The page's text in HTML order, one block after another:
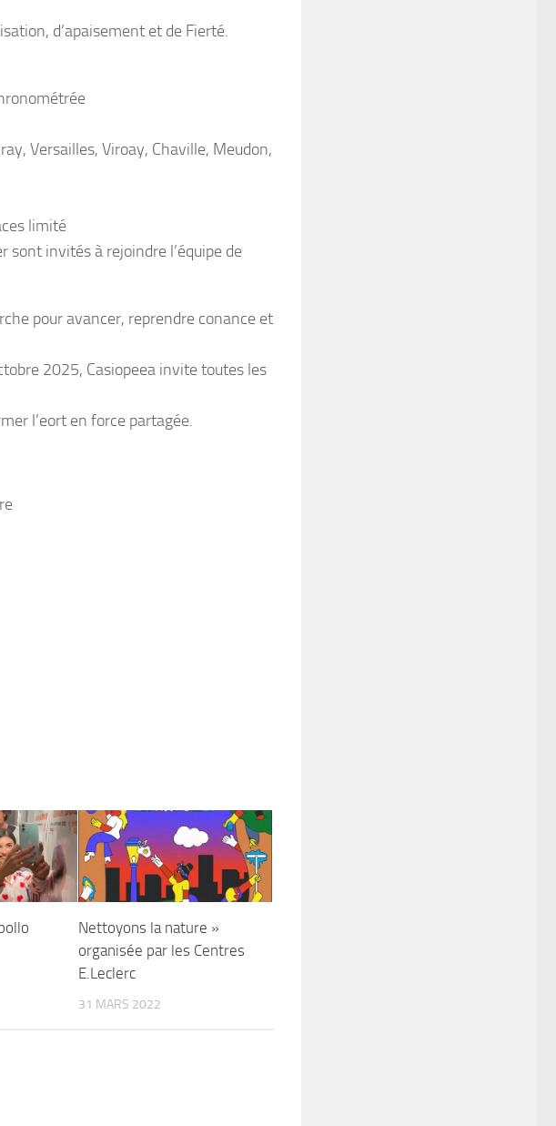
d’apaisement et de Fierté.
Versailles, Viroay, Chaville, Meudon,
limité
invités à rejoindre l’équipe de
pour avancer, reprendre conance et
2025, Casiopeea invite toutes les
l’eort en force partagée.
Nettoyons la nature »
organisée par les Centres
E.Leclerc
31 MARS 2022